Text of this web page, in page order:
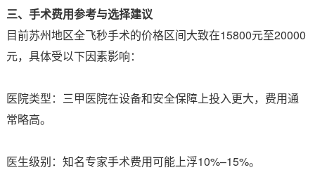
三、手术费用参考与选择建议
目前苏州地区全飞秒手术的价格区间大致在15800元至20000
元，具体受以下因素影响：
医院类型：三甲医院在设备和安全保障上投入更大，费用通
常略高。
医生级别：知名专家手术费用可能上浮10%–15%。